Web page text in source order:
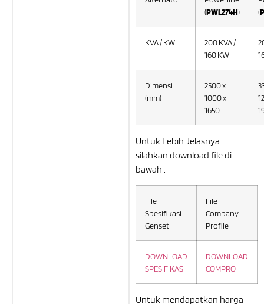
(PWL274H)
(
KVA / KW
200 KVA /
160 KW
Dimensi
(mm)
2500 x
1000 x
1650
Untuk Lebih Jelasnya
silahkan download file di
bawah :
File
Spesifikasi
Genset
File
Company
Profile
DOWNLOAD
SPESIFIKASI
DOWNLOAD
COMPRO
Untuk mendapatkan harga